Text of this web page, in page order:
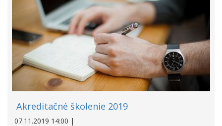
Akreditačné školenie 2019
07.11.2019 14:00 |